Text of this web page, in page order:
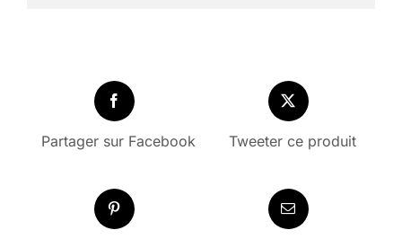
Partager sur Facebook Tweeter ce produit